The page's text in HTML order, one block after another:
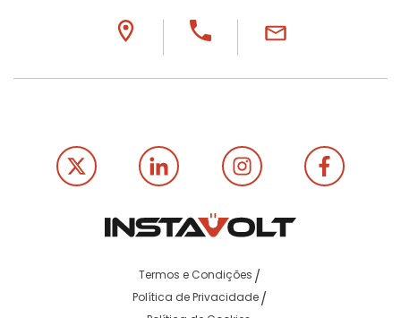
Termos e Condições
Política de Privacidade